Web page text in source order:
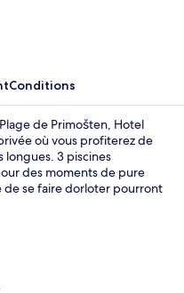
Conditions
de Primošten, Hotel
où vous profiterez de
longues. 3 piscines
des moments de pure
de se faire dorloter pourront
options de restauration
le bar/salon est un endroit
autres petits avantages de
de piscine, une piscine
enfants.